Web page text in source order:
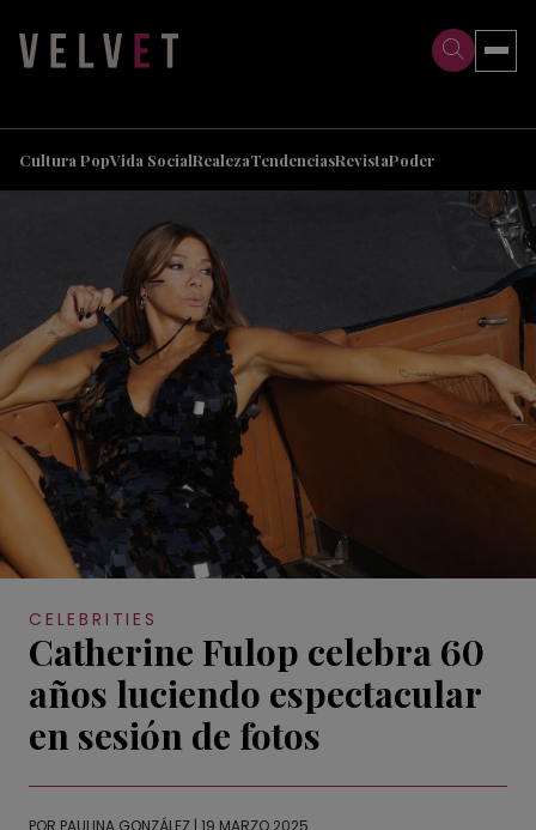
Cultura PopVida SocialRealezaTendenciasRevistaPoder
CELEBRITIES
Catherine Fulop celebra 60
años luciendo espectacular
en sesión de fotos
POR PAULINA GONZÁLEZ | 19 MARZO 2025